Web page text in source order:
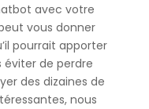
avec votre
vous donner
pourrait apporter
éviter de perdre
des dizaines de
nous